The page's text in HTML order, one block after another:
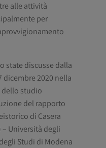
alle attività
per
state discusse dalla
dicembre 2020 nella
dello studio
del rapporto
di Casera
– Università degli
Studi di Modena